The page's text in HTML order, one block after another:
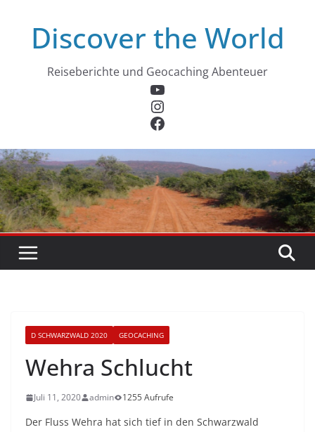
springenDiscover the World
Reiseberichte und Geocaching Abenteuer
YouTube
Instagram
Facebook
D SCHWARZWALD 2020 GEOCACHING
Wehra Schlucht
Juli 11, 2020 admin 1255 Aufrufe
Der Fluss Wehra hat sich tief in den Schwarzwald